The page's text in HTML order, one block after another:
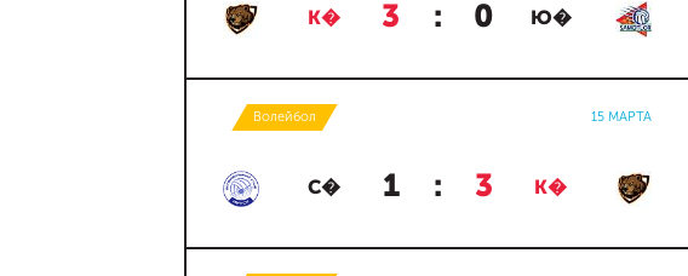
К� 3 : 0 Ю�
Волейбол 15 МАРТА
С� 1 : 3 К�